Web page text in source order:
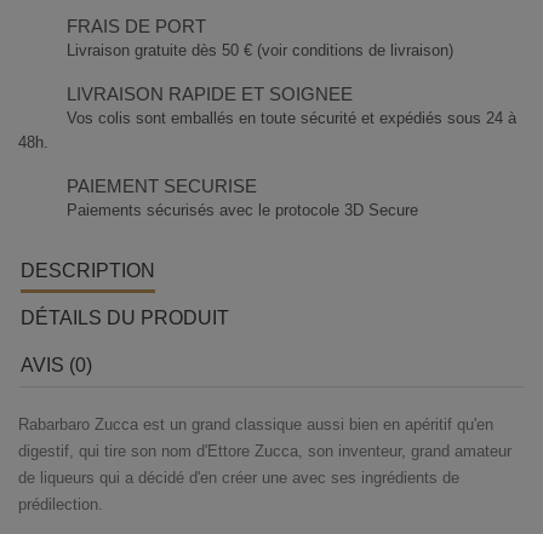
FRAIS DE PORT
Livraison gratuite dès 50 € (voir conditions de livraison)
LIVRAISON RAPIDE ET SOIGNEE
Vos colis sont emballés en toute sécurité et expédiés sous 24 à
48h.
PAIEMENT SECURISE
Paiements sécurisés avec le protocole 3D Secure
DESCRIPTION
DÉTAILS DU PRODUIT
AVIS (0)
Rabarbaro Zucca est un grand classique aussi bien en apéritif qu'en
digestif, qui tire son nom d'Ettore Zucca, son inventeur, grand amateur
de liqueurs qui a décidé d'en créer une avec ses ingrédients de
prédilection.